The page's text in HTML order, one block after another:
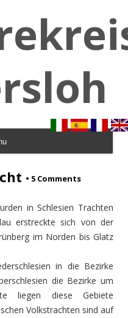
• 5 Comments
in Schlesien Trachten
erstreckte sich von der
im Norden bis Glatz
in die Bezirke
die Bezirke um
liegen diese Gebiete
Volkstrachten sind auf